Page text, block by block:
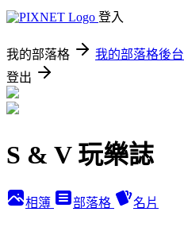
登入
我的部落格 我的部落格後台
登出
S & V 玩樂誌
相簿 部落格 名片